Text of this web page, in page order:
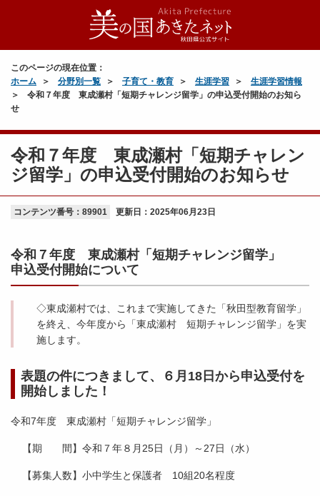
このページの現在位置：
ホーム
分野別一覧 子育て・教育 生涯学習
生涯学習情報
令和７年度 東成瀬村「短期チャレンジ留学」の申込受付開始のお知ら
せ
令和７年度 東成瀬村「短期チャレン
ジ留学」の申込受付開始のお知らせ
コンテンツ番号：89901 更新日： 2025年06月23日
令和７年度 東成瀬村「短期チャレンジ留学」
申込受付開始について
◇東成瀬村では、これまで実施してきた「秋田型教育留学」
を終え、今年度から「東成瀬村 短期チャレンジ留学」を実
施します。
表題の件につきまして、６月18日から申込受付を
開始しました！
令和7年度 東成瀬村「短期チャレンジ留学」
【期 間】令和７年８月25日（月）～27日（水）
【募集人数】小中学生と保護者 10組20名程度